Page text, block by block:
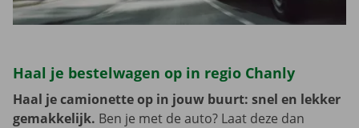
Haal je bestelwagen op in regio Chanly
Haal je camionette op in jouw buurt: snel en lekker
gemakkelijk. Ben je met de auto? Laat deze dan